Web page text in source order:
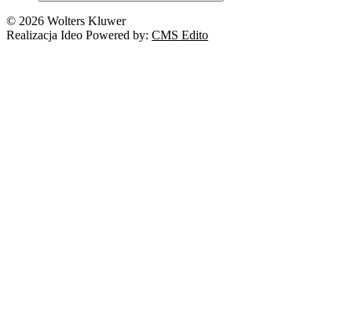
© 2026 Wolters Kluwer
Realizacja Ideo Powered by: CMS Edito